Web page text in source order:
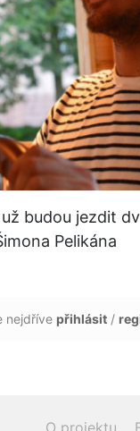
už budou jezdit
Pelikána
nejdříve přihlásit /
O projektu